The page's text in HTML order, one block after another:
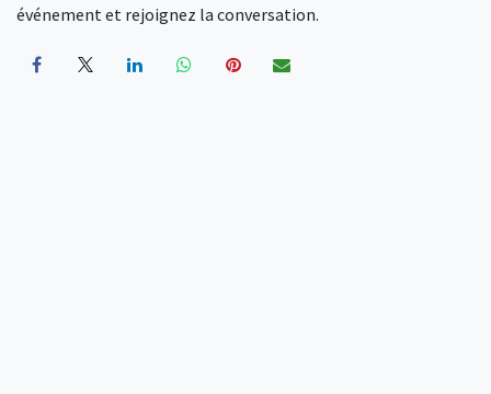
événement et rejoignez la conversation.